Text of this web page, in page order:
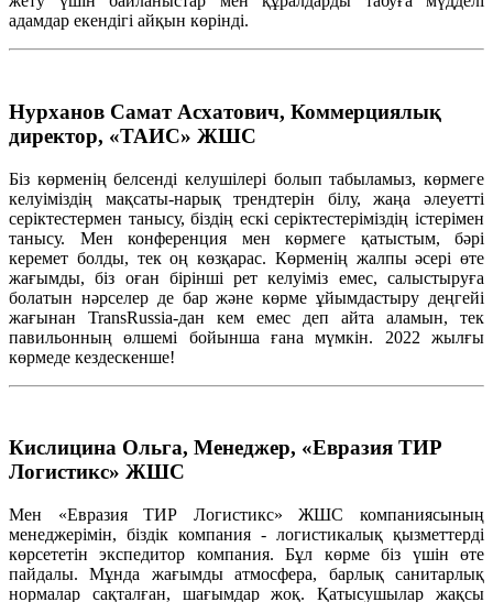
адамдар екендігі айқын көрінді.
Нурханов Самат Асхатович, Коммерциялық
директор, «ТАИС» ЖШС
Біз көрменің белсенді келушілері болып табыламыз, көрмеге
келуіміздің мақсаты-нарық трендтерін білу, жаңа әлеуетті
серіктестермен танысу, біздің ескі серіктестеріміздің істерімен
танысу. Мен конференция мен көрмеге қатыстым, бәрі
керемет болды, тек оң көзқарас. Көрменің жалпы әсері өте
жағымды, біз оған бірінші рет келуіміз емес, салыстыруға
болатын нәрселер де бар және көрме ұйымдастыру деңгейі
жағынан TransRussia-дан кем емес деп айта аламын, тек
павильонның өлшемі бойынша ғана мүмкін. 2022 жылғы
көрмеде кездескенше!
Кислицина Ольга, Менеджер, «Евразия ТИР
Логистикс» ЖШС
Мен «Евразия ТИР Логистикс» ЖШС компаниясының
менеджерімін, біздік компания - логистикалық қызметтерді
көрсететін экспедитор компания. Бұл көрме біз үшін өте
пайдалы. Мұнда жағымды атмосфера, барлық санитарлық
нормалар сақталған, шағымдар жоқ. Қатысушылар жақсы